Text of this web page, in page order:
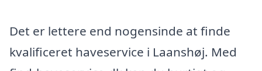
Det er lettere end nogensinde at finde
kvalificeret haveservice i Laanshøj. Med